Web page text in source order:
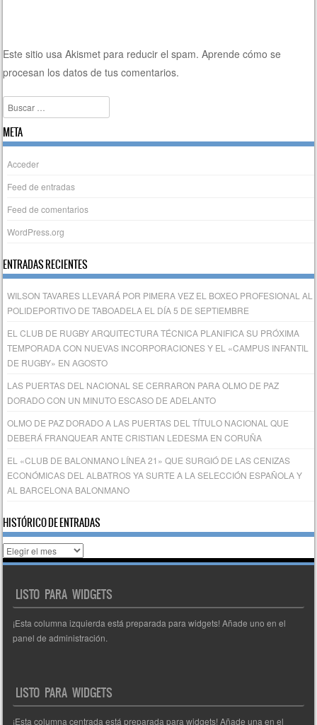
Este sitio usa Akismet para reducir el spam.Aprende cómo se
procesan los datos de tus comentarios.
Buscar
META
Acceder
Feed de entradas
Feed de comentarios
WordPress.org
ENTRADAS RECIENTES
WILSON TAVARES LLEVARÁ POR PIMERA VEZ EL BOXEO PROFESIONAL AL
POLIDEPORTIVO DE TABOADELA EL DÍA 5 DE SEPTIEMBRE
EL CLUB DE RUGBY ARQUITECTURA TÉCNICA PLANIFICA SU PRÓXIMA
TEMPORADA CON NUEVAS INCORPORACIONES Y EL «CAMPUS INFANTIL
DE RUGBY» EN AGOSTO
LAS PUERTAS DEL NACIONAL SE CERRARON PARA OLMO DE PAZ
DORADO CON UN MINUTO ESCASO DE ADELANTO
OLMO DE PAZ DORADO A LAS PUERTAS DEL TÍTULO NACIONAL QUE
DEBERÁ FRANQUEAR ANTE CRISTIAN LEDESMA EN CORUÑA
EL «CLUB DE BALONMANO LÍNEA 21» QUE SURGIÓ DE LAS CENIZAS
ECONÓMICAS DEL ALBATROS YA SURTE A LA SELECCIÓN ESPAÑOLA Y
AL BARCELONA BALONMANO
HISTÓRICO DE ENTRADAS
Histórico
de
LISTO PARA WIDGETS
¡Esta columna izquierda está preparada para widgets! Añade uno en el
panel de administración.
LISTO PARA WIDGETS
¡Esta columna centrada está preparada para widgets! Añade una en el